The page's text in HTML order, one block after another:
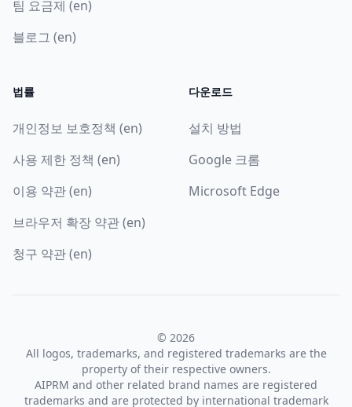
팀 요금제 (en)
블로그 (en)
법률
개인정보 보호정책 (en)
사용 제한 정책 (en)
이용 약관 (en)
브라우저 확장 약관 (en)
청구 약관 (en)
다운로드
설치 방법
Google 크롬
Microsoft Edge
© 2026
All logos, trademarks, and registered trademarks are the
property of their respective owners.
AIPRM and other related brand names are registered
trademarks and are protected by international trademark